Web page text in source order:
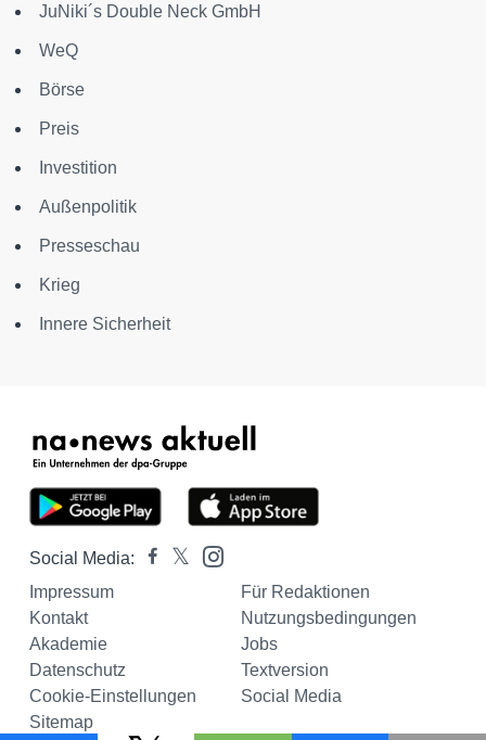
JuNiki´s Double Neck GmbH
WeQ
Börse
Preis
Investition
Außenpolitik
Presseschau
Krieg
Innere Sicherheit
Social Media:
Impressum
Für Redaktionen
Kontakt
Nutzungsbedingungen
Akademie
Jobs
Datenschutz
Textversion
Cookie-Einstellungen
Social Media
Sitemap